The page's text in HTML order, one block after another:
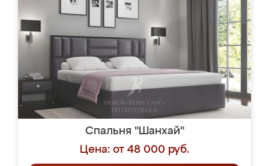
Спальня "Шанхай"
Цена: от 48 000 руб.